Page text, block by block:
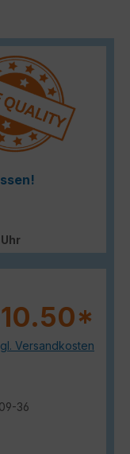
Versandkosten
36